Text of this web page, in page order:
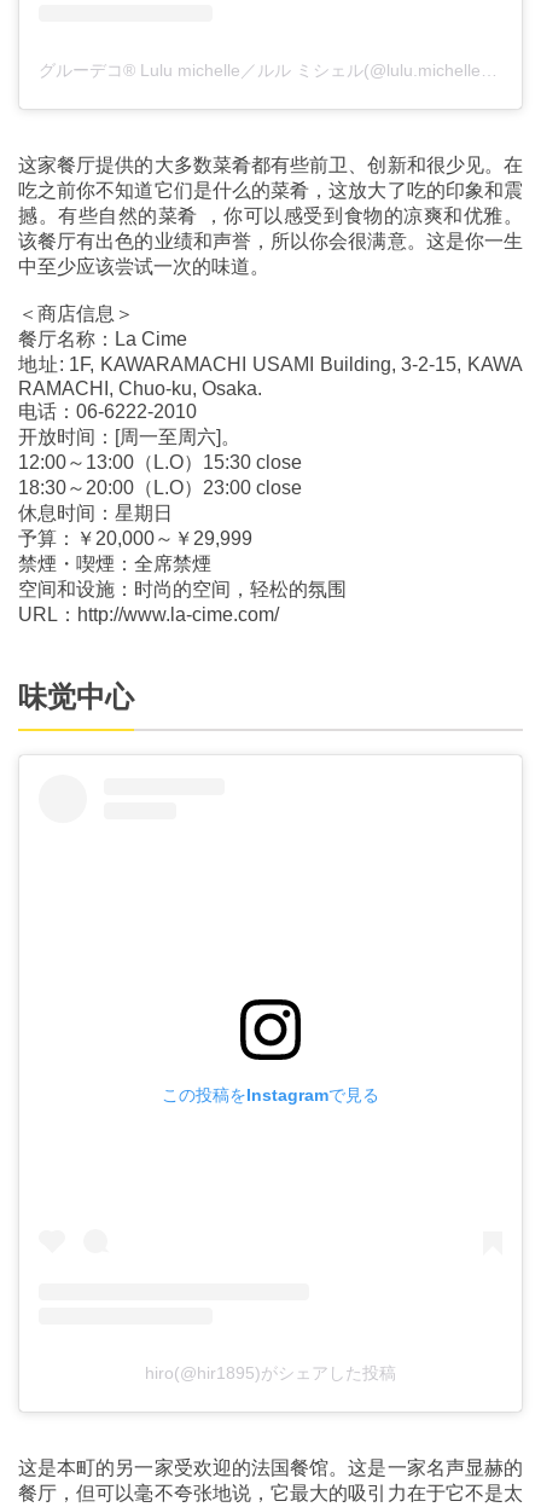
这家餐厅提供的大多数菜肴都有些前卫、创新和很少见。在
吃之前你不知道它们是什么的菜肴，这放大了吃的印象和震
撼。有些自然的菜肴 ，你可以感受到食物的凉爽和优雅。
该餐厅有出色的业绩和声誉，所以你会很满意。这是你一生
中至少应该尝试一次的味道。
＜商店信息＞
餐厅名称：La Cime
地址: 1F, KAWARAMACHI USAMI Building, 3-2-15, KAWA
RAMACHI, Chuo-ku, Osaka.
电话：06-6222-2010
开放时间：[周一至周六]。
12:00～13:00（L.O）15:30 close
18:30～20:00（L.O）23:00 close
休息时间：星期日
予算：￥20,000～￥29,999
禁煙・喫煙：全席禁煙
空间和设施：时尚的空间，轻松的氛围
URL：http://www.la-cime.com/
味觉中心
この投稿をInstagramで見る
hiro(@hir1895)がシェアした投稿
这是本町的另一家受欢迎的法国餐馆。这是一家名声显赫的
餐厅，但可以毫不夸张地说，它最大的吸引力在于它不是太